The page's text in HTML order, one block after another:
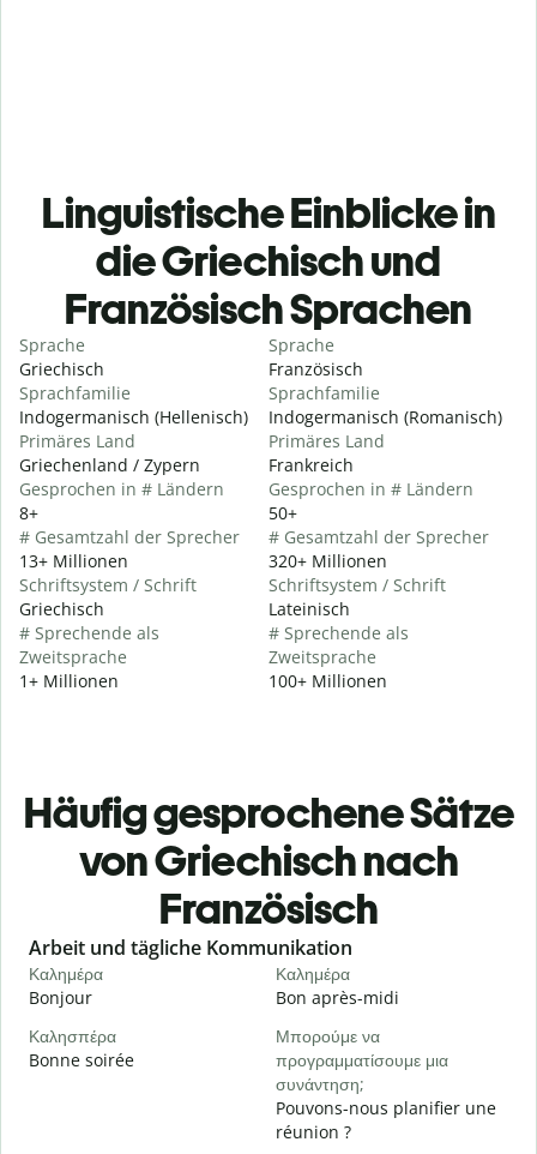
Linguistische Einblicke in
die Griechisch und
Französisch Sprachen
Sprache
Griechisch
Sprachfamilie
Indogermanisch (Hellenisch)
Primäres Land
Griechenland / Zypern
Gesprochen in # Ländern
8+
# Gesamtzahl der Sprecher
13+ Millionen
Schriftsystem / Schrift
Griechisch
# Sprechende als
Zweitsprache
1+ Millionen
Sprache
Französisch
Sprachfamilie
Indogermanisch (Romanisch)
Primäres Land
Frankreich
Gesprochen in # Ländern
50+
# Gesamtzahl der Sprecher
320+ Millionen
Schriftsystem / Schrift
Lateinisch
# Sprechende als
Zweitsprache
100+ Millionen
Häufig gesprochene Sätze
von Griechisch nach
Französisch
Slide 1 of 6
Arbeit und tägliche Kommunikation
Καλημέρα
Bonjour
Καλημέρα
Bon après-midi
Καλησπέρα
Bonne soirée
Μπορούμε να
προγραμματίσουμε μια
συνάντηση;
Pouvons-nous planifier une
réunion ?